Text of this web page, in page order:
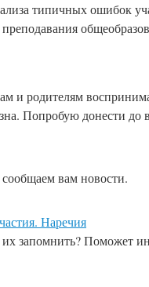
типичных ошибок
и родителям
Попробую донести до
вам новости.
Наречия
запомнить? Поможет